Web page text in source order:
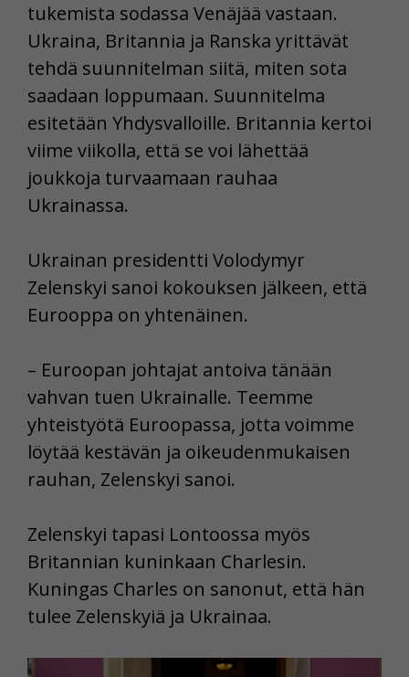
tukemista sodassa Venäjää vastaan.
Ukraina, Britannia ja Ranska yrittävät
tehdä suunnitelman siitä, miten sota
saadaan loppumaan. Suunnitelma
esitetään Yhdysvalloille. Britannia kertoi
viime viikolla, että se voi lähettää
joukkoja turvaamaan rauhaa
Ukrainassa.
Ukrainan presidentti Volodymyr
Zelenskyi sanoi kokouksen jälkeen, että
Eurooppa on yhtenäinen.
– Euroopan johtajat antoiva tänään
vahvan tuen Ukrainalle. Teemme
yhteistyötä Euroopassa, jotta voimme
löytää kestävän ja oikeudenmukaisen
rauhan, Zelenskyi sanoi.
Zelenskyi tapasi Lontoossa myös
Britannian kuninkaan Charlesin.
Kuningas Charles on sanonut, että hän
tulee Zelenskyiä ja Ukrainaa.